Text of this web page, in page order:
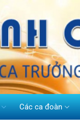
Các ca đoàn